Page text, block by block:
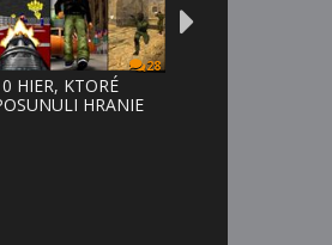
28
HIER, KTORÉ
HRANIE